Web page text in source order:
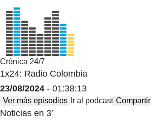
Crónica 24/7
1x24: Radio Colombia
23/08/2024 - 01:38:13
Ver más episodios Ir al podcast Compartir
Noticias en 3′